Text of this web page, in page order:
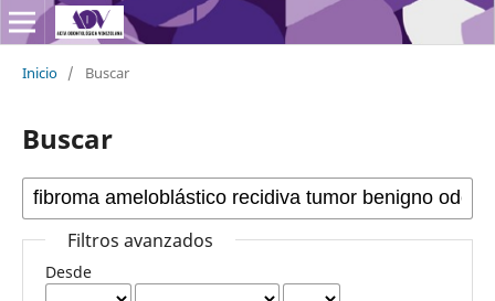
Inicio / Buscar
Buscar
Filtros avanzados
Desde